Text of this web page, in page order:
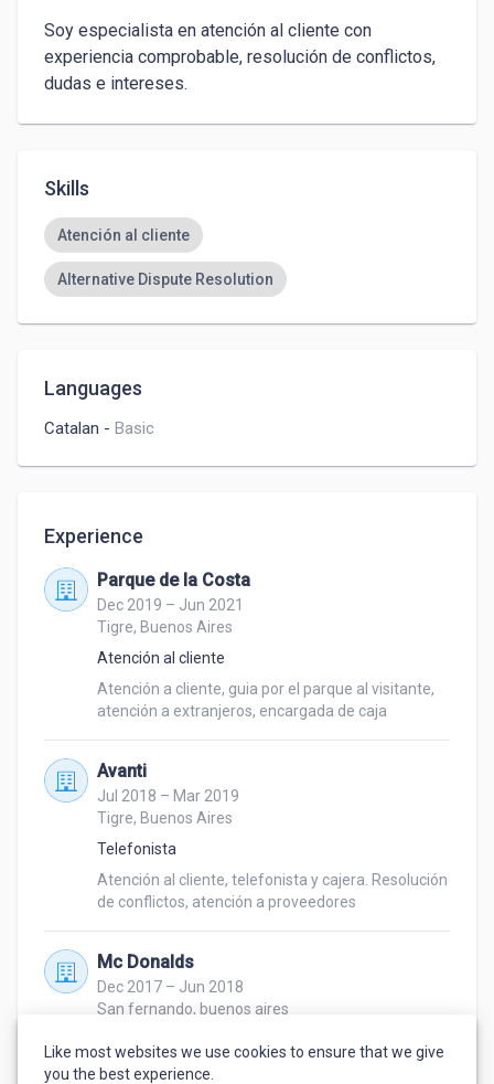
Soy especialista en atención al cliente con
experiencia comprobable, resolución de conflictos,
dudas e intereses.
Skills
Atención al cliente
Alternative Dispute Resolution
Languages
Catalan - Basic
Experience
Parque de la Costa
Dec 2019 – Jun 2021
Tigre, Buenos Aires
Atención al cliente
Atención a cliente, guia por el parque al visitante,
atención a extranjeros, encargada de caja
Avanti
Jul 2018 – Mar 2019
Tigre, Buenos Aires
Telefonista
Atención al cliente, telefonista y cajera. Resolución
de conflictos, atención a proveedores
Mc Donalds
Dec 2017 – Jun 2018
San fernando, buenos aires
Atención al cliente en mostrador, cajera
Like most websites we use cookies to ensure that we give
you the best experience.